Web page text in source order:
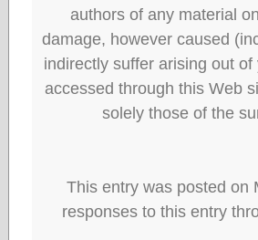
authors of any material
damage, however caused
indirectly suffer arising out
accessed through this Web
solely those of the
This entry was posted on
responses to this entry